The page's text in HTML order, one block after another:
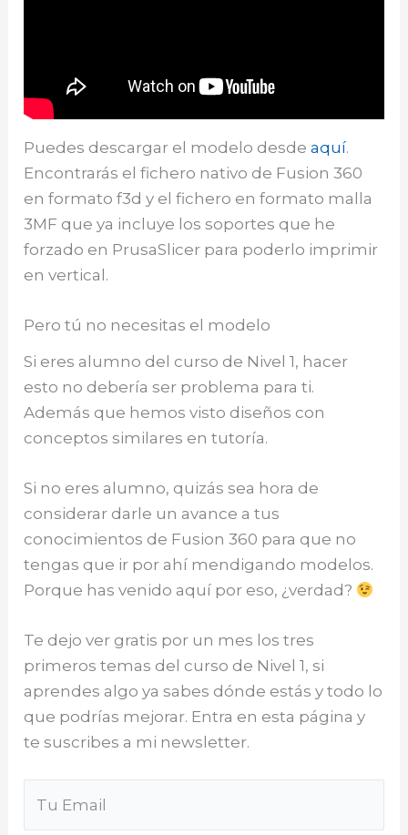
Puedes descargar el modelo desdeaquí.
Encontrarás el fichero nativo de Fusion 360
en formato f3d y el fichero en formato malla
3MF que ya incluye los soportes que he
forzado en PrusaSlicer para poderlo imprimir
en vertical.
Pero tú no necesitas el modelo
Si eres alumno del curso de Nivel 1, hacer
esto no debería ser problema para ti.
Además que hemos visto diseños con
conceptos similares en tutoría.
Si no eres alumno, quizás sea hora de
considerar darle un avance a tus
conocimientos de Fusion 360 para que no
tengas que ir por ahí mendigando modelos.
Porque has venido aquí por eso, ¿verdad?
Te dejo ver gratis por un mes los tres
primeros temas del curso de Nivel 1, si
aprendes algo ya sabes dónde estás y todo lo
que podrías mejorar. Entra en esta página y
te suscribes a mi newsletter.